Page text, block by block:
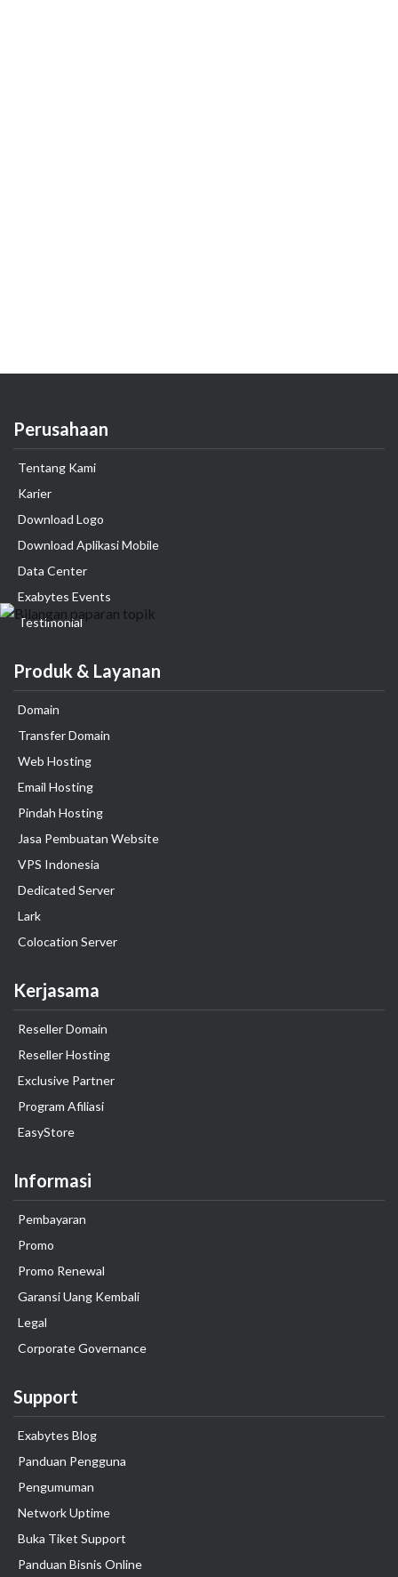
Perusahaan
Tentang Kami
Karier
Download Logo
Download Aplikasi Mobile
Data Center
Exabytes Events
Testimonial
Produk & Layanan
Domain
Transfer Domain
Web Hosting
Email Hosting
Pindah Hosting
Jasa Pembuatan Website
VPS Indonesia
Dedicated Server
Lark
Colocation Server
Kerjasama
Reseller Domain
Reseller Hosting
Exclusive Partner
Program Afiliasi
EasyStore
Informasi
Pembayaran
Promo
Promo Renewal
Garansi Uang Kembali
Legal
Corporate Governance
Support
Exabytes Blog
Panduan Pengguna
Pengumuman
Network Uptime
Buka Tiket Support
Panduan Bisnis Online